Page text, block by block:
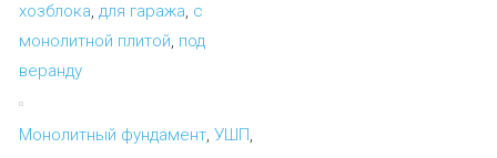
хозблока, для гаража, с
монолитной плитой, под
веранду
Монолитный фундамент, УШП,